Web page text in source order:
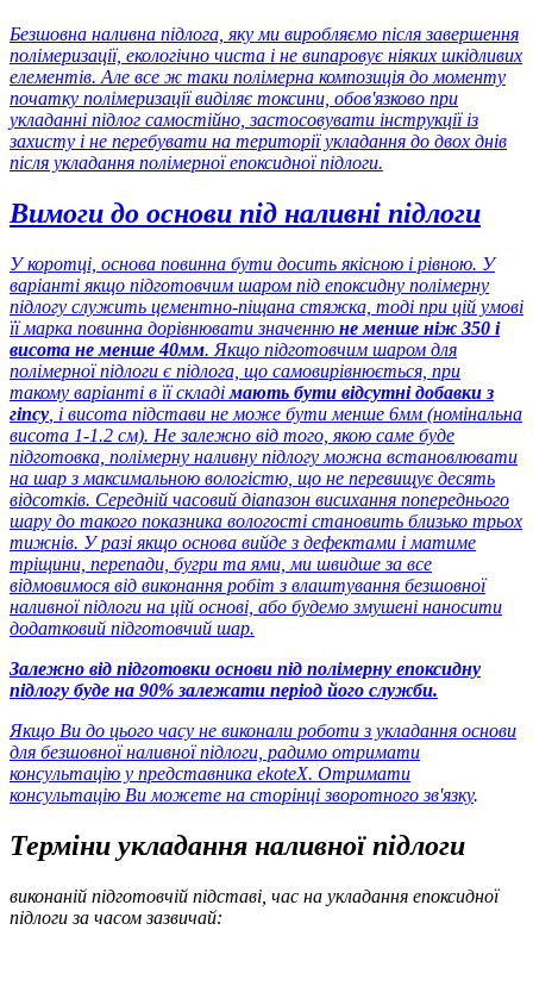
Безшовна наливна підлога, яку ми виробляємо після завершення
полімеризації, екологічно чиста і не випаровує ніяких шкідливих
елементів. Але все ж таки полімерна композиція до моменту
початку полімеризації виділяє токсини, обов'язково при
укладанні підлог самостійно, застосовувати інструкції із
захисту і не перебувати на території укладання до двох днів
після укладання полімерної епоксидної підлоги.
Вимоги до основи під наливні підлоги
У коротці, основа повинна бути досить якісною і рівною. У
варіанті якщо підготовчим шаром під епоксидну полімерну
підлогу служить цементно-піщана стяжка, тоді при цій умові
її марка повинна дорівнювати значенню не менше ніж 350 і
висота не менше 40мм. Якщо підготовчим шаром для
полімерної підлоги є підлога, що самовирівнюється, при
такому варіанті в її складімають бути відсутні добавки з
гіпсу , і висота підстави не може бути менше 6мм (номінальна
висота 1-1.2 см). Не залежно від того, якою саме буде
підготовка, полімерну наливну підлогу можна встановлювати
на шар з максимальною вологістю, що не перевищує десять
відсотків. Середній часовий діапазон висихання попереднього
шару до такого показника вологості становить близько трьох
тижнів. У разі якщо основа вийде з дефектами і матиме
тріщини, перепади, бугри та ями, ми швидше за все
відмовимося від виконання робіт з влаштування безшовної
наливної підлоги на цій основі, або будемо змушені наносити
додатковий підготовчий шар.
Залежно від підготовки основи під полімерну епоксидну
підлогу буде на 90% залежати період його служби.
Якщо Ви до цього часу не виконали роботи з укладання основи
для безшовної наливної підлоги, радимо отримати
консультацію у представника ekoteX. Отримати
консультацію Ви можете на сторінці зворотного зв'язку.
Терміни укладання наливної підлоги
виконаній підготовчій підставі, час на укладання епоксидної
підлоги за часом зазвичай: